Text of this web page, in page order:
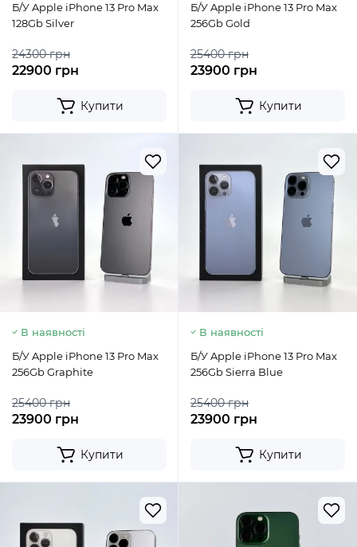
Б/У Apple iPhone 13 Pro Max
128Gb Silver
24300 грн
22900 грн
Купити
Б/У Apple iPhone 13 Pro Max
256Gb Gold
25400 грн
23900 грн
Купити
В наявності
Б/У Apple iPhone 13 Pro Max
256Gb Graphite
25400 грн
23900 грн
Купити
В наявності
Б/У Apple iPhone 13 Pro Max
256Gb Sierra Blue
25400 грн
23900 грн
Купити